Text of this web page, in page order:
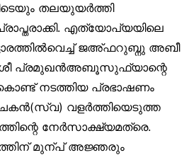
തലയുയര്‍ത്തി
എത്യോപ്യയിലെ
ജഅ്ഫറുബ്നു അബീ
പ്രമുഖന്‍അബൂസുഫ്യാന്റെ
നടത്തിയ പ്രഭാഷണം
വളര്‍ത്തിയെടുത്ത
നേര്‍സാക്ഷ്യമത്രെ.
മുന്പ് അജ്ഞരും